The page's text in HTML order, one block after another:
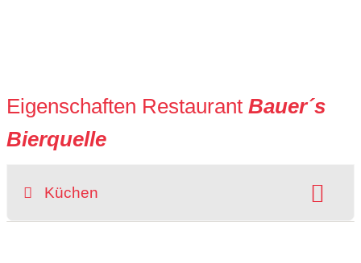
Eigenschaften Restaurant Bauer´s
Bierquelle
Küchen